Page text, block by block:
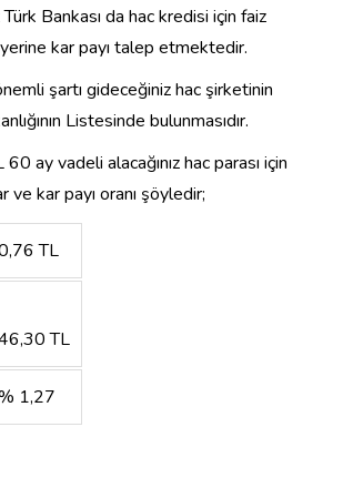
Bankası da hac kredisi için faiz
kar payı talep etmektedir.
şartı gideceğiniz hac şirketinin
Listesinde bulunmasıdır.
ay vadeli alacağınız hac parası için
kar payı oranı şöyledir;
TL
TL
1,27